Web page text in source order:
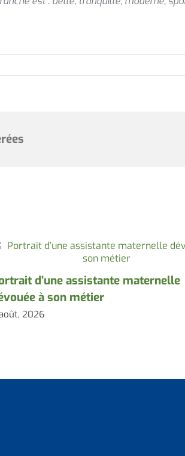
d’une assistante maternelle
à son métier
2026